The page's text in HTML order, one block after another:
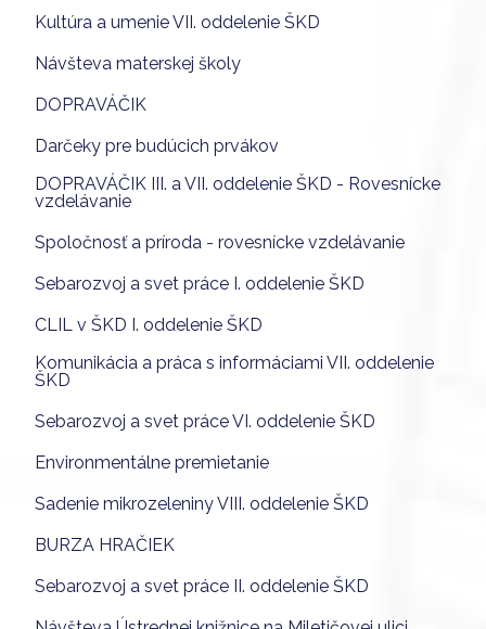
Kultúra a umenie VII. oddelenie ŠKD
Návšteva materskej školy
DOPRAVÁČIK
Darčeky pre budúcich prvákov
DOPRAVÁČIK III. a VII. oddelenie ŠKD - Rovesnícke
vzdelávanie
Spoločnosť a príroda - rovesnícke vzdelávanie
Sebarozvoj a svet práce I. oddelenie ŠKD
CLIL v ŠKD I. oddelenie ŠKD
Komunikácia a práca s informáciami VII. oddelenie
ŠKD
Sebarozvoj a svet práce VI. oddelenie ŠKD
Environmentálne premietanie
Sadenie mikrozeleniny VIII. oddelenie ŠKD
BURZA HRAČIEK
Sebarozvoj a svet práce II. oddelenie ŠKD